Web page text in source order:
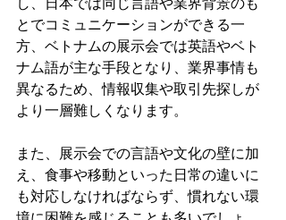
とでコミュニケーションができる一
方、ベトナムの展示会では英語やベト
ナム語が主な手段となり、業界事情も
異なるため、情報収集や取引先探しが
より一層難しくなります。
また、展示会での言語や文化の壁に加
え、食事や移動といった日常の違いに
も対応しなければならず、慣れない環